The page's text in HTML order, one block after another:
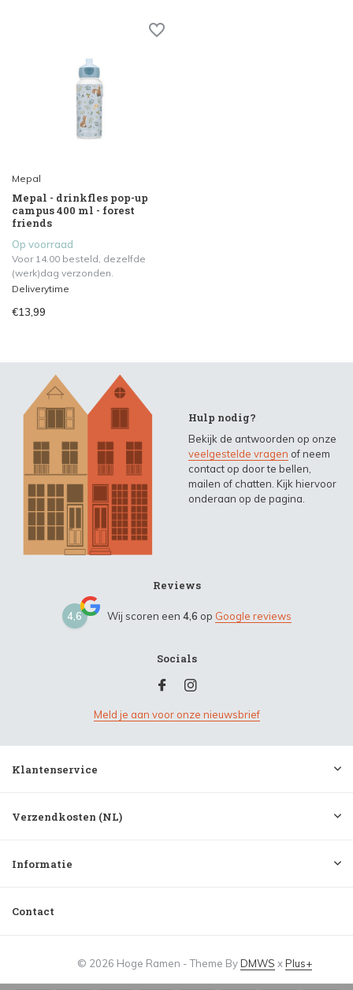
Mepal
Mepal - drinkfles pop-up
campus 400 ml - forest
friends
Op voorraad
Voor 14.00 besteld, dezelfde
(werk)dag verzonden.
Deliverytime
€13,99
Hulp nodig?
Bekijk de antwoorden op onze
veelgestelde vragen of neem
contact op door te bellen,
mailen of chatten. Kijk hiervoor
onderaan op de pagina.
Reviews
4,6 Wij scoren een 4,6 op Google reviews
Socials
Meld je aan voor onze nieuwsbrief
Klantenservice
Verzendkosten (NL)
Informatie
Contact
© 2026 Hoge Ramen - Theme ByDMWS xPlus+